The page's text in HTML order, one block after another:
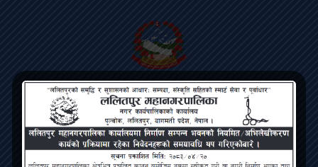
Lalitpur Metropolitan City
Bagmati Pradesh, Pulchowk, Lalitpur